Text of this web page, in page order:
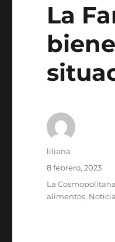
La
Autor
liliana
Publicado
8 febrero, 2023
Categorías
La Cosmopolitana
alimentos,